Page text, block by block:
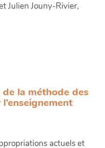
Julien Jouny-Rivier,
la méthode des
actuels et